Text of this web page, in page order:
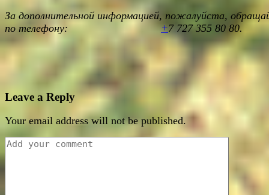
За дополнительной информацией, пожалуйста,
по телефону:
+7 727 355 80 80.
Leave a Reply
Your email address will not be published.